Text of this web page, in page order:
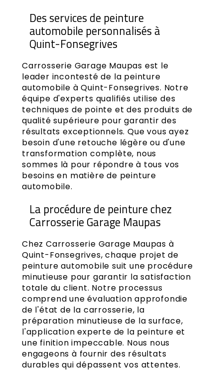
Des services de peinture
automobile personnalisés à
Quint-Fonsegrives
Carrosserie Garage Maupas est le
leader incontesté de la peinture
automobile à Quint-Fonsegrives. Notre
équipe d'experts qualifiés utilise des
techniques de pointe et des produits de
qualité supérieure pour garantir des
résultats exceptionnels. Que vous ayez
besoin d'une retouche légère ou d'une
transformation complète, nous
sommes là pour répondre à tous vos
besoins en matière de peinture
automobile.
La procédure de peinture chez
Carrosserie Garage Maupas
Chez Carrosserie Garage Maupas à
Quint-Fonsegrives, chaque projet de
peinture automobile suit une procédure
minutieuse pour garantir la satisfaction
totale du client. Notre processus
comprend une évaluation approfondie
de l'état de la carrosserie, la
préparation minutieuse de la surface,
l'application experte de la peinture et
une finition impeccable. Nous nous
engageons à fournir des résultats
durables qui dépassent vos attentes.